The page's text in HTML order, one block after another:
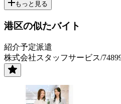
もっと見る
港区の似たバイト
紹介予定派遣
株式会社スタッフサービス/